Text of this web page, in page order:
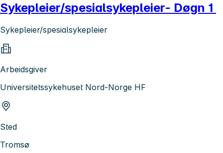
Sykepleier/spesialsykepleier- Døgn 1
Sykepleier/spesialsykepleier
Arbeidsgiver
Universitetssykehuset Nord-Norge HF
Sted
Tromsø